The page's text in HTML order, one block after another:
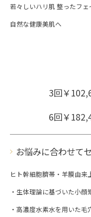
若々しいハリ肌 整ったフ
自然な健康美肌へ
3回￥
6回￥
お悩みに合わせて
ヒト幹細胞臍帯・羊膜由来
・生体理論に基づいた小顔
・高濃度水素水を用いた毛